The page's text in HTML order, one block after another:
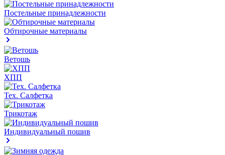
Постельные принадлежности
Обтирочные материалы
Ветошь
ХПП
Тех. Салфетка
Трикотаж
Индивидуальный пошив